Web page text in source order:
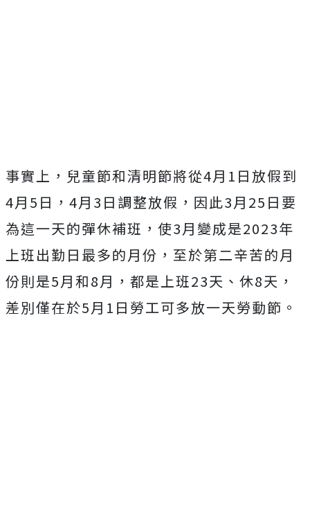
事實上，兒童節和清明節將從4月1日放假到
4月5日，4月3日調整放假，因此3月25日要
為這一天的彈休補班，使3月變成是2023年
上班出勤日最多的月份，至於第二辛苦的月
份則是5月和8月，都是上班23天、休8天，
差別僅在於5月1日勞工可多放一天勞動節。